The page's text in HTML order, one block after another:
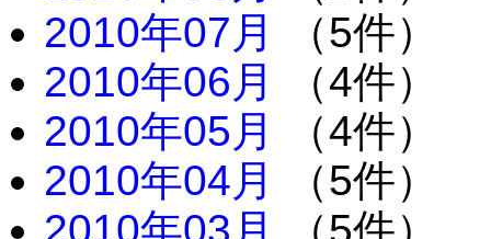
2010年07月
（5件）
2010年06月
（4件）
2010年05月
（4件）
2010年04月
（5件）
2010年03月
（5件）